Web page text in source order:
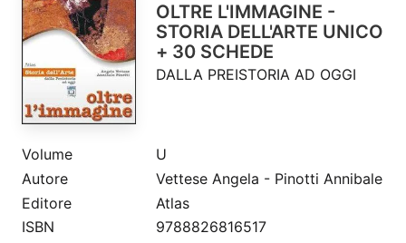
OLTRE L'IMMAGINE -
STORIA DELL'ARTE UNICO
+ 30 SCHEDE
DALLA PREISTORIA AD OGGI
Volume
U
Autore
Vettese Angela - Pinotti Annibale
Editore
Atlas
ISBN
9788826816517